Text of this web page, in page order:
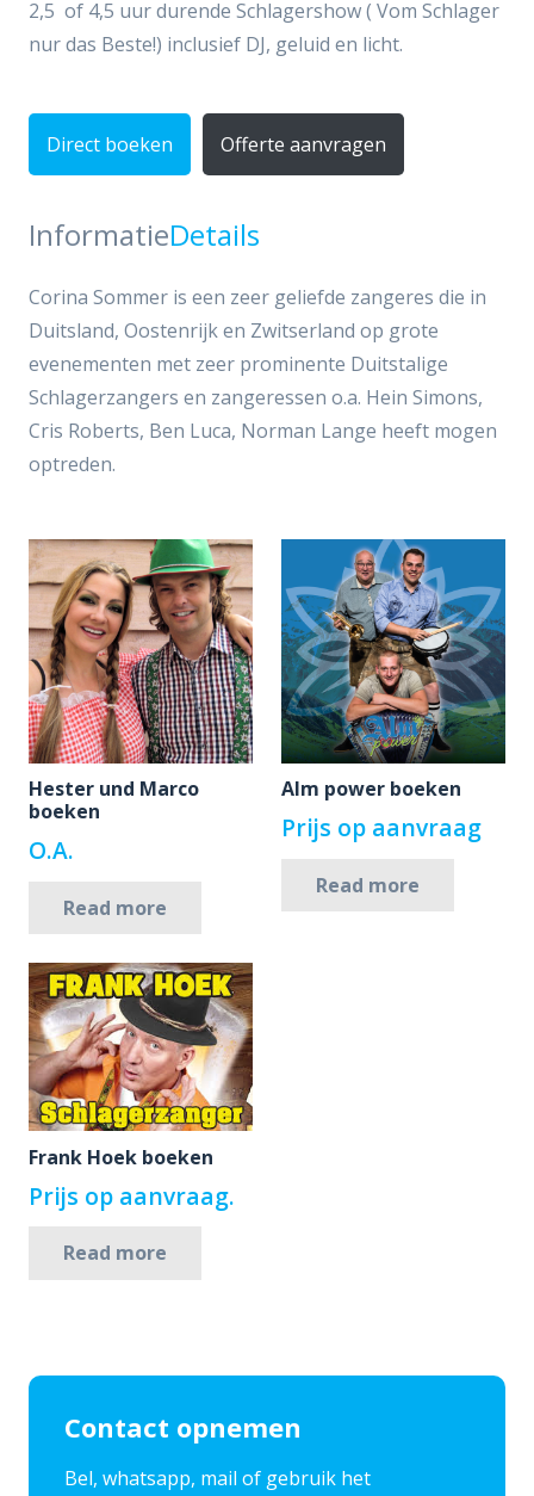
2,5 of 4,5 uur durende Schlagershow ( Vom Schlager
nur das Beste!) inclusief DJ, geluid en licht.
Direct boeken Offerte aanvragen
InformatieDetails
Corina Sommer is een zeer geliefde zangeres die in
Duitsland, Oostenrijk en Zwitserland op grote
evenementen met zeer prominente Duitstalige
Schlagerzangers en zangeressen o.a. Hein Simons,
Cris Roberts, Ben Luca, Norman Lange heeft mogen
optreden.
Hester und Marco
boeken
O.A.
Read more
Alm power boeken
Prijs op aanvraag
Read more
Frank Hoek boeken
Prijs op aanvraag.
Read more
Contact opnemen
​Bel, whatsapp, mail of gebruik het